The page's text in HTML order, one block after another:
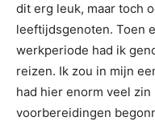
dit erg leuk, maar toch
leeftijdsgenoten. Toen
werkperiode had ik
reizen. Ik zou in mijn
had hier enorm veel
voorbereidingen